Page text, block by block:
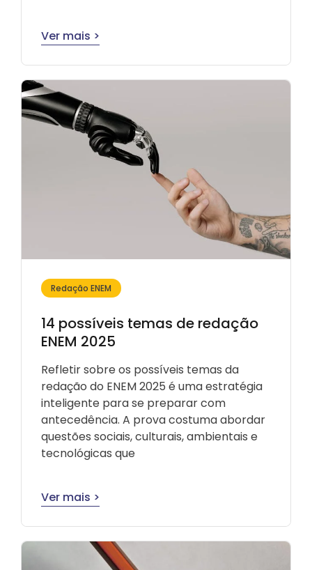
Ver mais >
Redação ENEM
14 possíveis temas de redação
ENEM 2025
Refletir sobre os possíveis temas da
redação do ENEM 2025 é uma estratégia
inteligente para se preparar com
antecedência. A prova costuma abordar
questões sociais, culturais, ambientais e
tecnológicas que
Ver mais >